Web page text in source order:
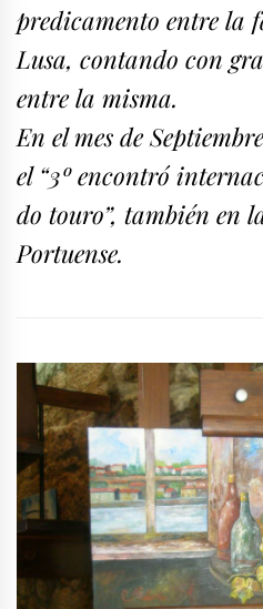
predicamento entre la
Lusa, contando con
entre la misma.
En el mes de
el “3º encontró
do touro”, también en
Portuense.